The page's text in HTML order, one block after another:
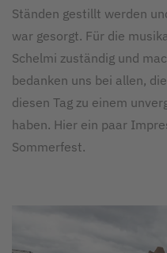
Ständen gestillt werden
war gesorgt. Für die
Schelmi zuständig und
bedanken uns bei allen,
diesen Tag zu einem
haben. Hier ein paar
Sommerfest.